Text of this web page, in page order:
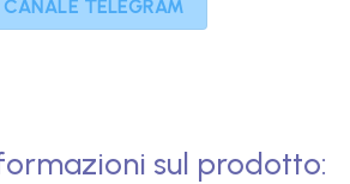
TELEGRAM
sul prodotto: